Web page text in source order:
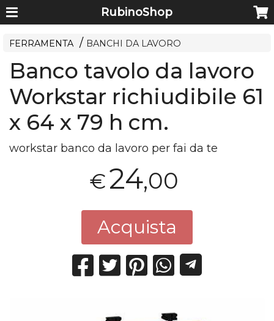
RubinoShop
FERRAMENTA BANCHI DA LAVORO
Banco tavolo da lavoro
Workstar richiudibile 61
x 64 x 79 h cm.
workstar banco da lavoro per fai da te
€24,00
Acquista